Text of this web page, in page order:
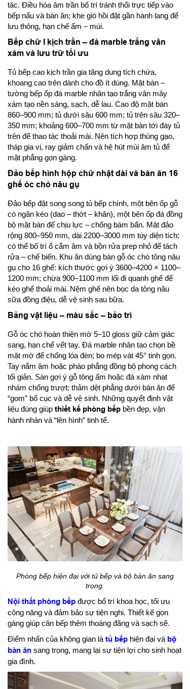
tác. Điều hòa âm trần bố trí tránh thổi trực tiếp vào
bếp nấu và bàn ăn; khe gió hồi đặt gần hành lang để
lưu thông, hạn chế ẩm – mùi.
Bếp chữ I kịch trần – đá marble trắng vân
xám và lưu trữ tối ưu
Tủ bếp cao kịch trần gia tăng dung tích chứa,
khoang cao trên dành cho đồ ít dùng. Mặt bàn –
tường bếp ốp đá marble nhân tạo trắng vân mây
xám tạo nền sáng, sạch, dễ lau. Cao độ mặt bàn
860–900 mm; tủ dưới sâu 600 mm; tủ trên sâu 320–
350 mm; khoảng 600–700 mm từ mặt bàn tới đáy tủ
trên để thao tác thoải mái. Nên tích hợp thùng gạo,
tháp gia vị, ray giảm chấn và hệ hút mùi âm tủ để
mặt phẳng gọn gàng.
Đảo bếp hình hộp chữ nhật dài và bàn ăn 16
ghế óc chó nâu gụ
Đảo bếp đặt song song tủ bếp chính, một bên ốp gỗ
có ngăn kéo (dao – thớt – khăn), một bên ốp đá đồng
bộ mặt bàn để chịu lực – chống bám bẩn. Mặt đảo
rộng 800–950 mm, dài 2200–3000 mm tùy diện tích;
có thể bố trí ổ cắm âm và bồn rửa prep nhỏ để tách
rửa – chế biến. Khu ăn dùng bàn gỗ óc chó tông nâu
gụ cho 16 ghế: kích thước gợi ý 3600–4200 × 1100–
1200 mm; chừa 900–1100 mm lối đi quanh ghế để
kéo ghế thoải mái. Nệm ghế nên bọc da tông nâu
sữa đồng điệu, dễ vệ sinh sau bữa.
Bảng vật liệu – màu sắc – bảo trì
Gỗ óc chó hoàn thiện mờ 5–10 gloss giữ cảm giác
sang, hạn chế vết tay. Đá marble nhân tạo chọn bề
mặt mờ để chống lóa đèn; bo mép vát 45° tinh gọn.
Tay nắm âm hoặc phào phẳng đồng bộ phong cách
tối giản. Sàn gợi ý gỗ tông ấm hoặc đá xám nhạt
nhám chống trượt; thảm dệt phẳng dưới bàn ăn để
“gom” bố cục và dễ vệ sinh. Những quyết định vật
liệu đúng giúp thiết kế phòng bếp bền đẹp, vận
hành nhàn và “lên hình” tinh tế.
Phòng bếp hiện đại với tủ bếp và bộ bàn ăn sang
trọng.
Nội thất phòng bếp được bố trí khoa học, tối ưu
công năng và đảm bảo sự tiện nghi. Thiết kế gọn
gàng giúp căn bếp thêm thoáng đãng và sạch sẽ.
Điểm nhấn của không gian là tủ bếp hiện đại và bộ
bàn ăn sang trọng, mang lại sự tiện lợi cho sinh hoạt
gia đình.